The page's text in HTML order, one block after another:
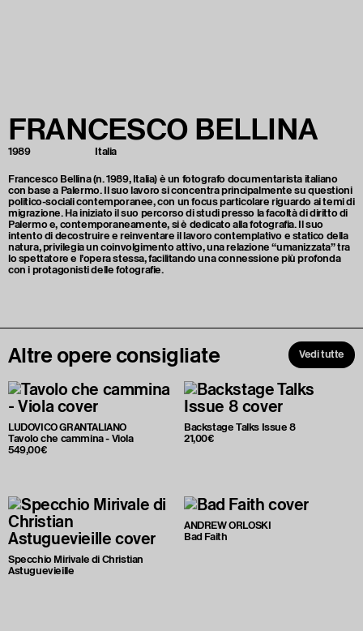
FRANCESCOBELLINA
1989
Italia
Francesco Bellina (n. 1989, Italia) è un fotografo documentarista italiano
con base a Palermo. Il suo lavoro si concentra principalmente su questioni
politico-sociali contemporanee, con un focus particolare riguardo ai temi di
migrazione. Ha iniziato il suo percorso di studi presso la facoltà di diritto di
Palermo e, contemporaneamente, si è dedicato alla fotografia. Il suo
intento di decostruire e reinventare il lavoro contemplativo e statico della
natura, privilegia un coinvolgimento attivo, una relazione “umanizzata” tra
lo spettatore e l’opera stessa, facilitando una connessione più profonda
con i protagonisti delle fotografie.
Altre opere consigliate Vedi tutte
LUDOVICO GRANTALIANO
Tavolo che cammina - Viola
549,00€
Backstage Talks Issue 8
21,00€
Specchio Mirivale di Christian
Astuguevieille
ANDREW ORLOSKI
Bad Faith